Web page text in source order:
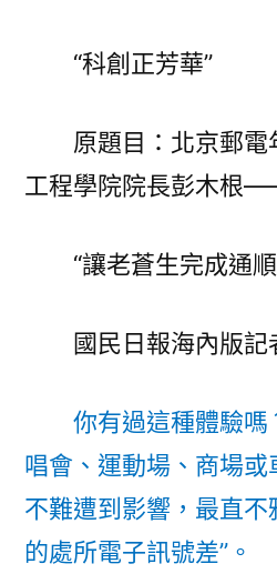
“科創正芳華”
原題目：北京郵
工程學院院長彭木根
“讓老蒼生完成通
國民日報海內版記
你有過這種體驗
唱會、運動場、商場
不難遭到影響，最直不
的處所電子訊號差”。